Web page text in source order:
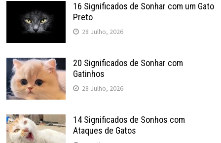
16 Significados de Sonhar com um Gato
Preto
28 Julho, 2026
20 Significados de Sonhar com
Gatinhos
28 Julho, 2026
14 Significados de Sonhos com
Ataques de Gatos